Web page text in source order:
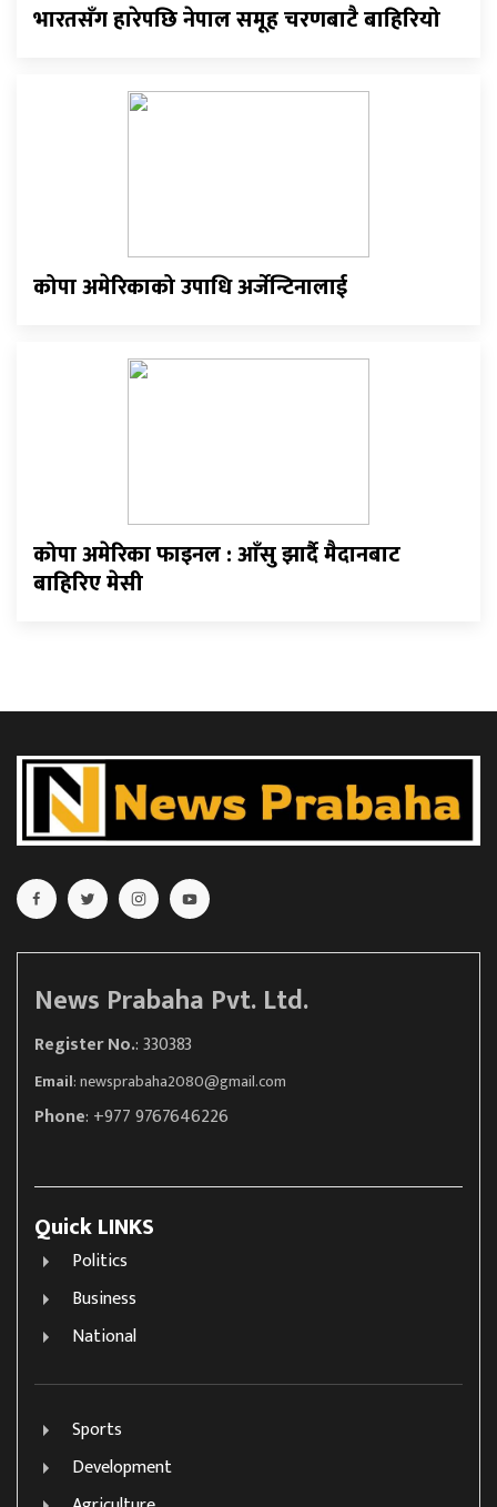
भारतसँग हारेपछि नेपाल समूह चरणबाटै बाहिरियो
कोपा अमेरिकाको उपाधि अर्जेन्टिनालाई
कोपा अमेरिका फाइनल : आँसु झार्दै मैदानबाट
बाहिरिए मेसी
News Prabaha Pvt. Ltd.
Register No.: 330383
Email:newsprabaha2080@gmail.com
Phone: +977 9767646226
Quick LINKS
Politics
Business
National
Sports
Development